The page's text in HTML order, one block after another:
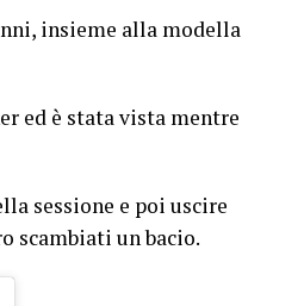
insieme alla modella
ed è stata vista mentre
sessione e poi uscire
scambiati un bacio.